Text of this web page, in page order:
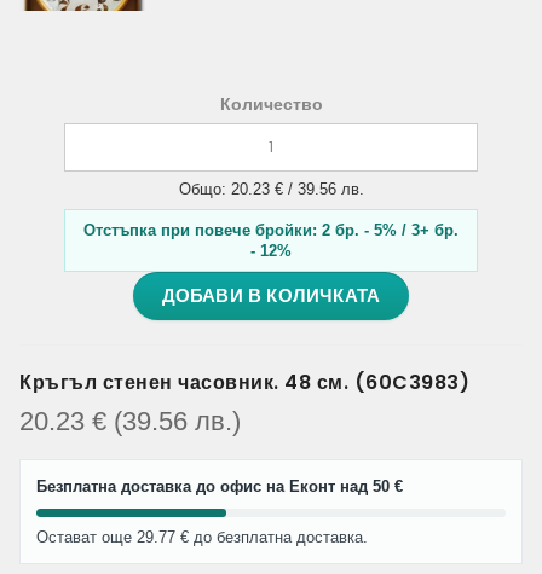
Количество
Общо: 20.23 € / 39.56 лв.
Отстъпка при повече бройки: 2 бр. - 5% / 3+ бр.
- 12%
ДОБАВИ В КОЛИЧКАТА
Кръгъл стенен часовник. 48 см. (60C3983)
20.23 € (39.56 лв.)
Безплатна доставка до офис на Еконт над 50 €
Остават още 29.77 € до безплатна доставка.